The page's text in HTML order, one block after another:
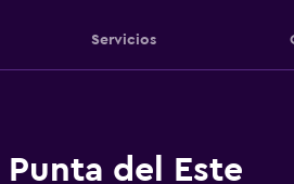
Servicios
del Este